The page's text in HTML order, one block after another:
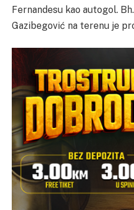
Fernandesu kao autogol.
Gazibegović na terenu je